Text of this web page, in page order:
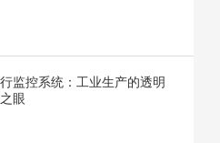
监控系统：工业生产的透明
眼